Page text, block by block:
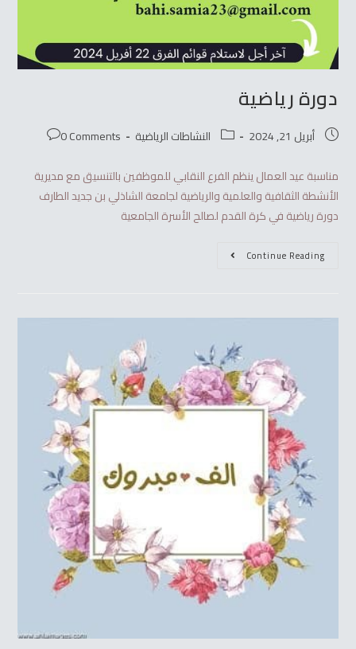
دورة رياضية
أبريل 21, 2024 النشاطات الرياضية
0 Comments
مناسبة عيد العمال ينظم الفرع النقابي للموظفين بالتنسيق مع مديرية
الأنشطة الثقافية والعلمية والرياضية لجامعة الشاذلي بن جديد الطارف
دورة رياضية في كرة القدم لصالح الأسرة الجامعية
Continue Reading